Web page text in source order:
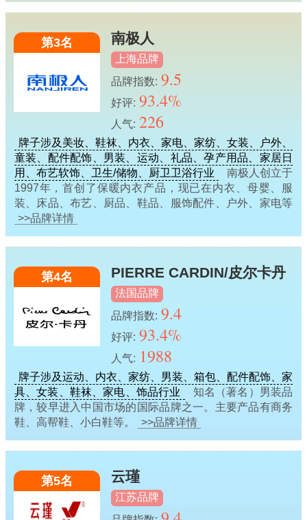
第3名 南极人
上海品牌
品牌指数: 9.5
好评: 93.4%
人气: 226
牌子涉及美妆、鞋袜、内衣、家电、家纺、女装、户外、
童装、配件配饰、男装、运动、礼品、孕产用品、家居日
用、布艺软饰、卫生/储物、厨卫卫浴行业
南极人创立于
1997年，首创了保暖内衣产品，现已在内衣、母婴、服
装、床品、布艺、厨品、鞋品、服饰配件、户外、家电等
>>品牌详情
第4名 PIERRE CARDIN/皮尔卡丹
法国品牌
品牌指数: 9.4
好评: 93.4%
人气: 1988
牌子涉及运动、内衣、家纺、男装、箱包、配件配饰、家
具、女装、鞋袜、家电、饰品行业
知名（著名）男装品
牌，较早进入中国市场的国际品牌之一。主要产品有商务
鞋、高帮鞋、小白鞋等。
>>品牌详情
第5名 云瑾
江苏品牌